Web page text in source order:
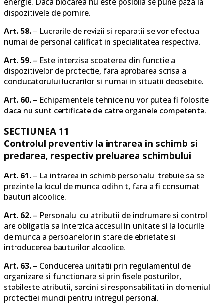
dispozitivele de pornire.
Art. 58. – Lucrarile de revizii si reparatii se vor efectua
numai de personal calificat in specialitatea respectiva.
Art. 59. – Este interzisa scoaterea din functie a
dispozitivelor de protectie, fara aprobarea scrisa a
conducatorului lucrarilor si numai in situatii deosebite.
Art. 60. – Echipamentele tehnice nu vor putea fi folosite
daca nu sunt certificate de catre organele competente.
SECTIUNEA 11
Controlul preventiv la intrarea in schimb si
predarea, respectiv preluarea schimbului
Art. 61. – La intrarea in schimb personalul trebuie sa se
prezinte la locul de munca odihnit, fara a fi consumat
bauturi alcoolice.
Art. 62. – Personalul cu atributii de indrumare si control
are obligatia sa interzica accesul in unitate si la locurile
de munca a persoanelor in stare de ebrietate si
introducerea bauturilor alcoolice.
Art. 63. – Conducerea unitatii prin regulamentul de
organizare si functionare si prin fisele posturilor,
stabileste atributii, sarcini si responsabilitati in domeniul
protectiei muncii pentru intregul personal.